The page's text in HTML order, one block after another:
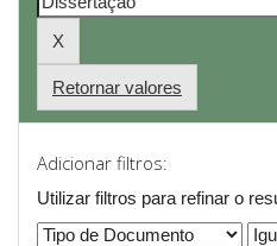
Retornar valores
Adicionar filtros:
Utilizar filtros para refinar o